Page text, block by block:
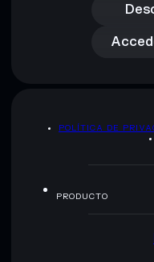
POLÍTICA DE
PRODUCTO